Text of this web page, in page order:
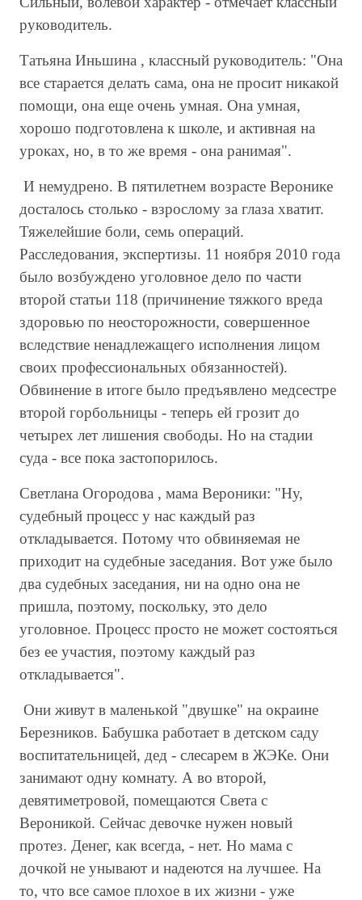
руководитель.
Татьяна Иньшина , классный руководитель: "Она
все старается делать сама, она не просит никакой
помощи, она еще очень умная. Она умная,
хорошо подготовлена к школе, и активная на
уроках, но, в то же время - она ранимая".
И немудрено. В пятилетнем возрасте Веронике
досталось столько - взрослому за глаза хватит.
Тяжелейшие боли, семь операций.
Расследования, экспертизы. 11 ноября 2010 года
было возбуждено уголовное дело по части
второй статьи 118 (причинение тяжкого вреда
здоровью по неосторожности, совершенное
вследствие ненадлежащего исполнения лицом
своих профессиональных обязанностей).
Обвинение в итоге было предъявлено медсестре
второй горбольницы - теперь ей грозит до
четырех лет лишения свободы. Но на стадии
суда - все пока застопорилось.
Светлана Огородова , мама Вероники: "Ну,
судебный процесс у нас каждый раз
откладывается. Потому что обвиняемая не
приходит на судебные заседания. Вот уже было
два судебных заседания, ни на одно она не
пришла, поэтому, поскольку, это дело
уголовное. Процесс просто не может состояться
без ее участия, поэтому каждый раз
откладывается".
Они живут в маленькой "двушке" на окраине
Березников. Бабушка работает в детском саду
воспитательницей, дед - слесарем в ЖЭКе. Они
занимают одну комнату. А во второй,
девятиметровой, помещаются Света с
Вероникой. Сейчас девочке нужен новый
протез. Денег, как всегда, - нет. Но мама с
дочкой не унывают и надеются на лучшее. На
то, что все самое плохое в их жизни - уже